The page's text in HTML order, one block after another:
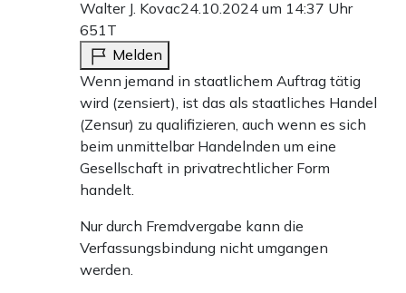
Walter J. Kovac24.10.2024 um 14:37 Uhr
651T
Melden
Wenn jemand in staatlichem Auftrag tätig
wird (zensiert), ist das als staatliches Handel
(Zensur) zu qualifizieren, auch wenn es sich
beim unmittelbar Handelnden um eine
Gesellschaft in privatrechtlicher Form
handelt.
Nur durch Fremdvergabe kann die
Verfassungsbindung nicht umgangen
werden.